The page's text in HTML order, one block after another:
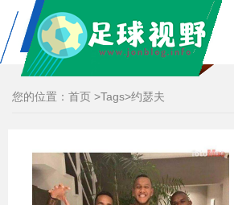
您的位置： 首页 >Tags>约瑟夫